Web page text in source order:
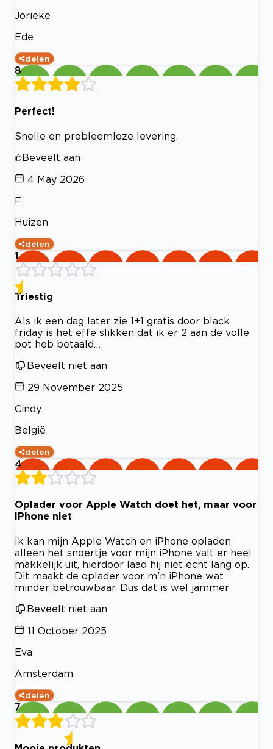
Jorieke
Ede
delen
8
Perfect!
Snelle en probleemloze levering.
Beveelt aan
4 May 2026
F.
Huizen
delen
1
Triestig
Als ik een dag later zie 1+1 gratis door black
friday is het effe slikken dat ik er 2 aan de volle
pot heb betaald…
Beveelt niet aan
29 November 2025
Cindy
België
delen
4
Oplader voor Apple Watch doet het, maar voor
iPhone niet
Ik kan mijn Apple Watch en iPhone opladen
alleen het snoertje voor mijn iPhone valt er heel
makkelijk uit, hierdoor laad hij niet echt lang op.
Dit maakt de oplader voor m’n iPhone wat
minder betrouwbaar. Dus dat is wel jammer
Beveelt niet aan
11 October 2025
Eva
Amsterdam
delen
7